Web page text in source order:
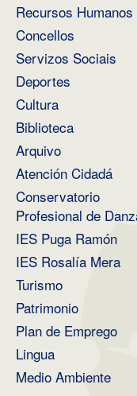
Recursos Humanos
Concellos
Servizos Sociais
Deportes
Cultura
Biblioteca
Arquivo
Atención Cidadá
Conservatorio
Profesional de
IES Puga Ramón
IES Rosalía Mera
Turismo
Patrimonio
Plan de Emprego
Lingua
Medio Ambiente